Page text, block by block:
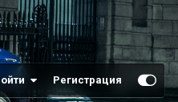
Регистрация